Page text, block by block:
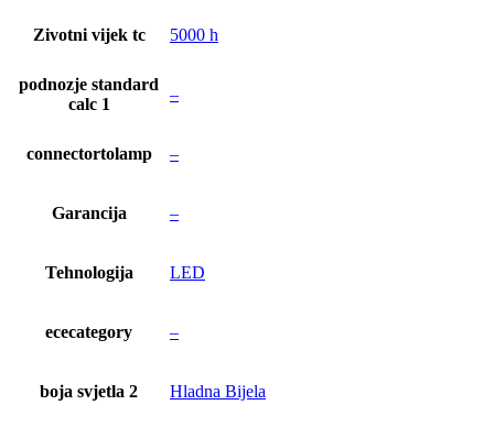
Zivotni vijek tc 5000 h
podnozje standard
calc 1
–
connectortolamp –
Garancija –
Tehnologija LED
ececategory –
boja svjetla 2 Hladna Bijela